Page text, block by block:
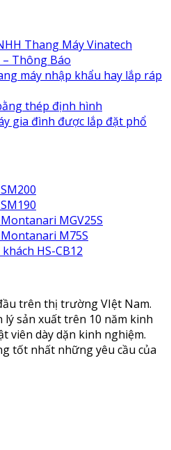
Thang Máy Vinatech
Thông Báo
máy nhập khẩu hay lắp ráp
thép định hình
gia đình được lắp đặt phổ
MGV25S
M75S
HS-CB12
trên thị trường VIệt Nam.
sản xuất trên 10 năm kinh
viên dày dặn kinh nghiệm.
tốt nhất những yêu cầu của